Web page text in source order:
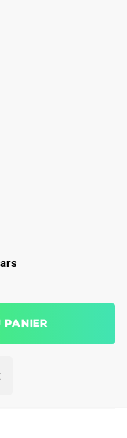
panier